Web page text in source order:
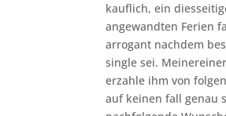
kauflich, ein
angewandten Ferien
arrogant nachdem
single sei.
erzahle ihm von
auf keinen fall genau